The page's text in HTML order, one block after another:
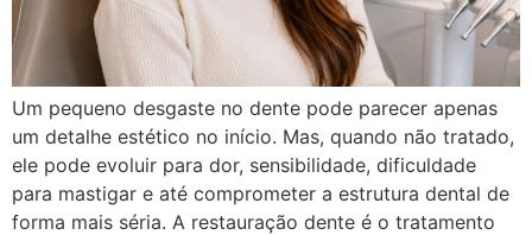
Um pequeno desgaste no dente pode parecer apenas
um detalhe estético no início. Mas, quando não tratado,
ele pode evoluir para dor, sensibilidade, dificuldade
para mastigar e até comprometer a estrutura dental de
forma mais séria. A restauração dente é o tratamento